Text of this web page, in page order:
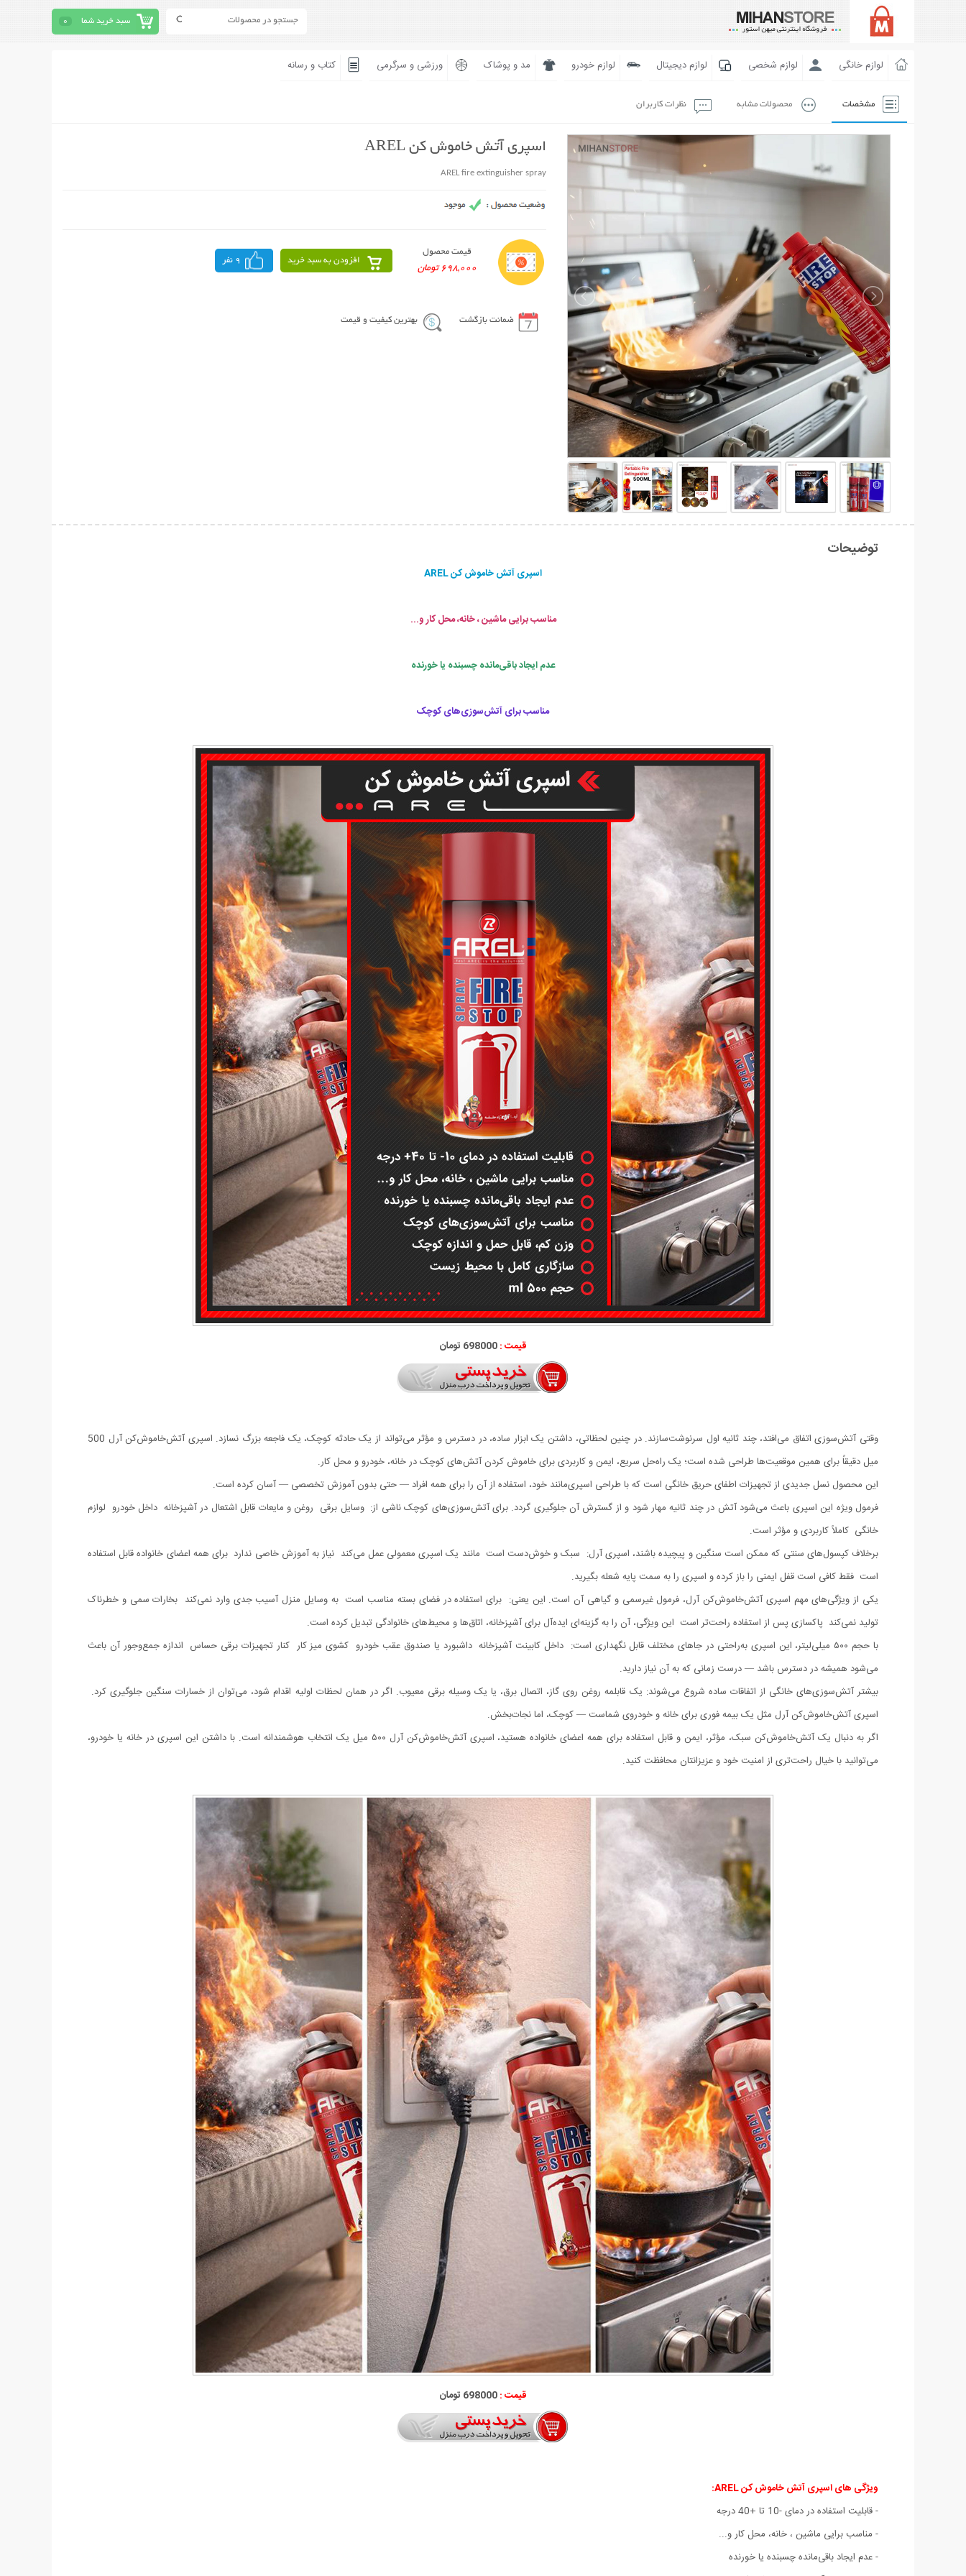
سبد خرید شما 0
لوازم خانگی لوازم شخصی لوازم دیجیتال لوازم خودرو مد و پوشاک ورزشی و سرگرمی کتاب و رسانه
مشخصات محصولات مشابه نظرات کاربران
اسپری آتش خاموش کن AREL
AREL fire extinguisher spray
قیمت محصول
698,000 تومان
افزودن به سبد خرید 9 نفر
ضمانت بازگشت بهترین کیفیت و قیمت
توضیحات
اسپری آتش خاموش کن AREL
مناسب برایی ماشین ، خانه، محل کار و...
عدم ایجاد باقی‌مانده چسبنده یا خورنده
مناسب برای آتش‌سوزی‌های کوچک
قیمت :698000 تومان
وقتی آتش‌سوزی اتفاق می‌افتد، چند ثانیه اول سرنوشت‌سازند. در چنین لحظاتی، داشتن یک ابزار ساده، در دسترس و مؤثر می‌تواند از یک حادثه کوچک، یک فاجعه بزرگ نسازد. اسپری آتش‌خاموش‌کن آرل 500
میل دقیقاً برای همین موقعیت‌ها طراحی شده است؛ یک راه‌حل سریع، ایمن و کاربردی برای خاموش کردن آتش‌های کوچک در خانه، خودرو و محل کار.
این محصول نسل جدیدی از تجهیزات اطفای حریق خانگی است که با طراحی اسپری‌مانند خود، استفاده از آن را برای همه افراد — حتی بدون آموزش تخصصی — آسان کرده است.
فرمول ویژه این اسپری باعث می‌شود آتش در چند ثانیه مهار شود و از گسترش آن جلوگیری گردد. برای آتش‌سوزی‌های کوچک ناشی از: وسایل برقی روغن و مایعات قابل اشتعال در آشپزخانه داخل خودرو لوازم
خانگی کاملاً کاربردی و مؤثر است.
برخلاف کپسول‌های سنتی که ممکن است سنگین و پیچیده باشند، اسپری آرل: سبک و خوش‌دست است مانند یک اسپری معمولی عمل می‌کند نیاز به آموزش خاصی ندارد برای همه اعضای خانواده قابل استفاده
است فقط کافی است قفل ایمنی را باز کرده و اسپری را به سمت پایه شعله بگیرید.
یکی از ویژگی‌های مهم اسپری آتش‌خاموش‌کن آرل، فرمول غیرسمی و گیاهی آن است. این یعنی: برای استفاده در فضای بسته مناسب است به وسایل منزل آسیب جدی وارد نمی‌کند بخارات سمی و خطرناک
تولید نمی‌کند پاکسازی پس از استفاده راحت‌تر است این ویژگی، آن را به گزینه‌ای ایده‌آل برای آشپزخانه، اتاق‌ها و محیط‌های خانوادگی تبدیل کرده است.
با حجم ۵۰۰ میلی‌لیتر، این اسپری به‌راحتی در جاهای مختلف قابل نگهداری است: داخل کابینت آشپزخانه داشبورد یا صندوق عقب خودرو کشوی میز کار کنار تجهیزات برقی حساس اندازه جمع‌وجور آن باعث
می‌شود همیشه در دسترس باشد — درست زمانی که به آن نیاز دارید.
بیشتر آتش‌سوزی‌های خانگی از اتفاقات ساده شروع می‌شوند: یک قابلمه روغن روی گاز، اتصال برق، یا یک وسیله برقی معیوب. اگر در همان لحظات اولیه اقدام شود، می‌توان از خسارات سنگین جلوگیری کرد.
اسپری آتش‌خاموش‌کن آرل مثل یک بیمه فوری برای خانه و خودروی شماست — کوچک، اما نجات‌بخش.
اگر به دنبال یک آتش‌خاموش‌کن سبک، مؤثر، ایمن و قابل استفاده برای همه اعضای خانواده هستید، اسپری آتش‌خاموش‌کن آرل ۵۰۰ میل یک انتخاب هوشمندانه است. با داشتن این اسپری در خانه یا خودرو،
می‌توانید با خیال راحت‌تری از امنیت خود و عزیزانتان محافظت کنید.
قیمت :698000 تومان
ویژگی های اسپری آتش خاموش کن AREL:
- قابلیت استفاده در دمای -10 تا +40 درجه
- مناسب برایی ماشین ، خانه، محل کار و...
- عدم ایجاد باقی‌مانده چسبنده یا خورنده